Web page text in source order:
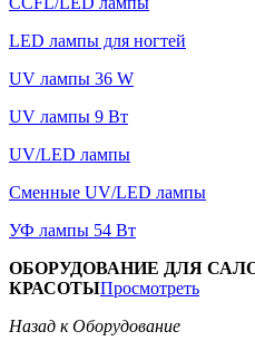
LED лампы для ногтей
UV лампы 36 W
UV лампы 9 Вт
UV/LED лампы
Сменные UV/LED лампы
УФ лампы 54 Вт
ОБОРУДОВАНИЕ ДЛЯ
КРАСОТЫПросмотреть
Назад к Оборудование